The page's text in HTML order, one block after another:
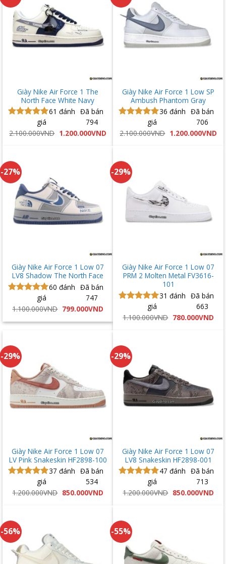
Giày Nike Air Force 1 The
North Face White Navy
Được xếp
hạng 4.93
61 đánh
giá
Đã bán
794
2.100.000VND Giá
gốc
1.200.000VNDGiá
tại
1.200.000VND.
Giày Nike Air Force 1 Low SP
Ambush Phantom Gray
Được xếp
hạng 5.00
36 đánh
giá
Đã bán
706
2.100.000VND Giá
gốc
1.200.000VND
-27%
Giày Nike Air Force 1 Low 07
LV8 Shadow The North Face
Được xếp
hạng4.93
60 đánh
giá
Đã bán
747
1.100.000VND Giá
gốc
là:
799.000VNDGiá
tại
-29%
Giày Nike Air Force 1 Low 07
PRM 2 Molten Metal FV3616-
101
Được xếp
hạng5.00
31 đánh
giá
Đã bán
663
1.100.000VND Giá
gốc
780.000VNDGiá
-29%
Giày Nike Air Force 1 Low 07
LV Pink Snakeskin HF2898-100
Được xếp
hạng5.00
37 đánh
giá
Đã bán
534
1.200.000VND Giá
850.000VNDGiá
850.000VND.
-29%
Giày Nike Air Force 1 Low 07
LV8 Snakeskin HF2898-001
Được xếp
hạng4.91
47 đánh
giá
Đã bán
713
1.200.000VND Giá
850.000VNDGiá
-56% -55%